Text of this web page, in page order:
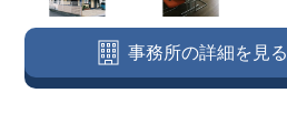
事務所の詳細を見る